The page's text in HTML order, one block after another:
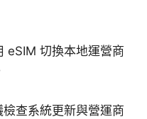
eSIM 切換本地運營商
查系統更新與營運商